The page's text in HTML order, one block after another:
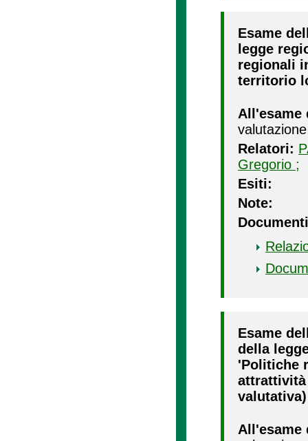
Esame
legge
regionali
territorio
All'esame
valutazione
Relatori:
Gregorio ;
Esiti:
Note:
Esame
della
'Politiche
valutativa)
All'esame